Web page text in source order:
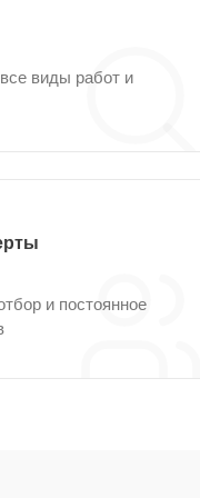
виды работ и
и постоянное